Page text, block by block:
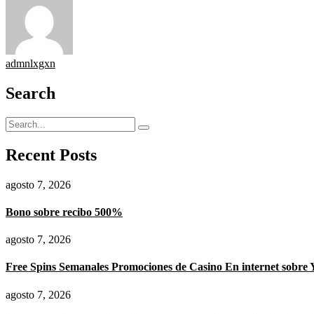
admnlxgxn
Search
Recent Posts
agosto 7, 2026
Bono sobre recibo 500%
agosto 7, 2026
Free Spins Semanales Promociones de Casino En internet sobre
agosto 7, 2026